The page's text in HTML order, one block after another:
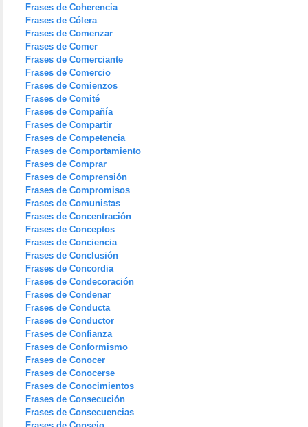
Frases de Coherencia
Frases de Cólera
Frases de Comenzar
Frases de Comer
Frases de Comerciante
Frases de Comercio
Frases de Comienzos
Frases de Comité
Frases de Compañía
Frases de Compartir
Frases de Competencia
Frases de Comportamiento
Frases de Comprar
Frases de Comprensión
Frases de Compromisos
Frases de Comunistas
Frases de Concentración
Frases de Conceptos
Frases de Conciencia
Frases de Conclusión
Frases de Concordia
Frases de Condecoración
Frases de Condenar
Frases de Conducta
Frases de Conductor
Frases de Confianza
Frases de Conformismo
Frases de Conocer
Frases de Conocerse
Frases de Conocimientos
Frases de Consecución
Frases de Consecuencias